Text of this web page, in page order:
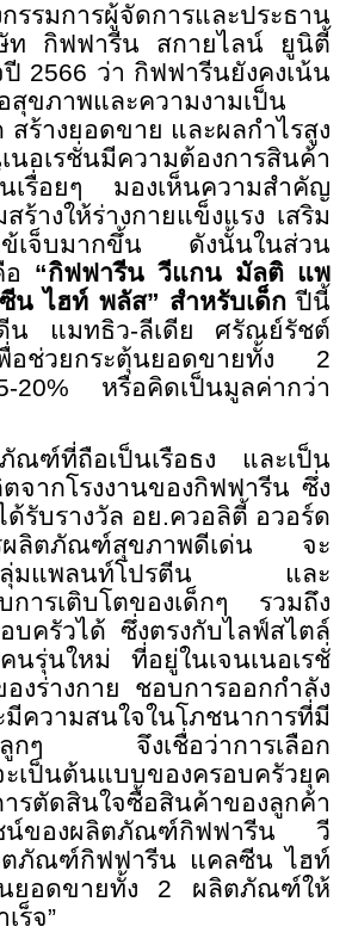
มการผู้จัดการและประธาน
ษัท กิฟฟารีน สกายไลน์ ยูนิตี้
2566 ว่า กิฟฟารีนยังคงเน้น
ขภาพและความงามเป็น
ร้างยอดขาย และผลกำไรสูง
อเรชั่นมีความต้องการสินค้า
เรื่อยๆ มองเห็นความสำคัญ
ร้างให้ร่างกายแข็งแรง เสริม
ข้เจ็บมากขึ้น ดังนั้นในส่วน
“กิฟฟารีน วีแกน มัลติ แพ
ไฮท์ พลัส” สำหรับเด็กปีนี้
น แมทธิว-ลีเดีย ศรัณย์รัชต์
ช่วยกระตุ้นยอดขายทั้ง 2
20% หรือคิดเป็นมูลค่ากว่า
ฑ์ที่ถือเป็นเรือธง และเป็น
จากโรงงานของกิฟฟารีน ซึ่ง
รับรางวัล อย.ควอลิตี้ อวอร์ด
รผลิตภัณฑ์สุขภาพดีเด่น จะ
ดกลุ่มแพลนท์โปรตีน และ
การเติบโตของเด็กๆ รวมถึง
ครัวได้ ซึ่งตรงกับไลฟ์สไตล์
รุ่นใหม่ ที่อยู่ในเจนเนอเรชั่
งร่างกาย ชอบการออกกำลัง
มีความสนใจในโภชนาการที่มี
ะลูกๆ จึงเชื่อว่าการเลือก
เป็นต้นแบบของครอบครัวยุค
รตัดสินใจซื้อสินค้าของลูกค้า
ชน์ของผลิตภัณฑ์กิฟฟารีน วี
ภัณฑ์กิฟฟารีน แคลซีน ไฮท์
นยอดขายทั้ง 2 ผลิตภัณฑ์ให้
ร็จ”